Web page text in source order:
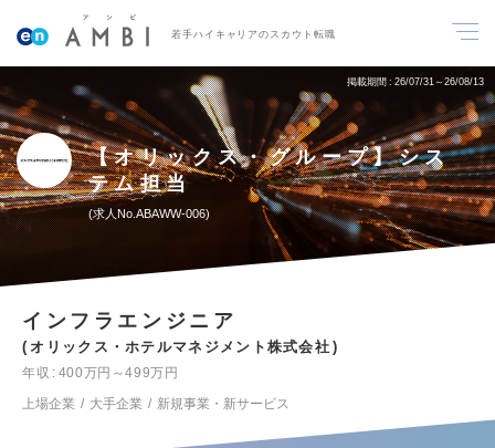
若手ハイキャリアのスカウト転職
掲載期間 26/07/31～26/08/13
【オリックス・グループ】シス
テム担当
求人No.ABAWW-006
インフラエンジニア
オリックス・ホテルマネジメント株式会社
年収
400万円～499万円
上場企業
大手企業 新規事業・新サービス